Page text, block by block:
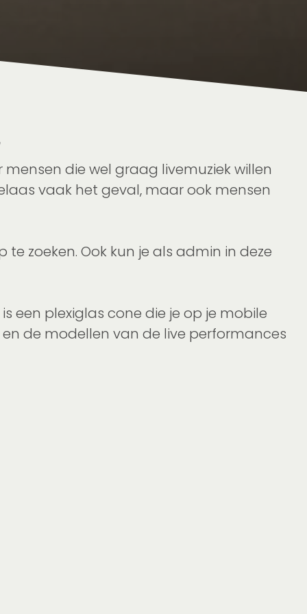
die wel graag livemuziek willen
vaak het geval, maar ook mensen
zoeken. Ook kun je als admin in deze
een plexiglas cone die je op je mobile
de modellen van de live performances